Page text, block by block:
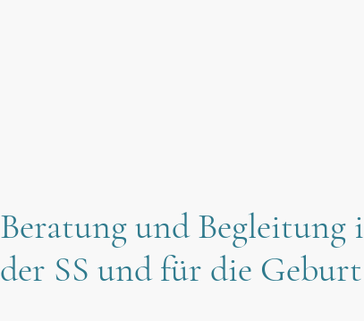
Beratung und Begleitung
der SS und für die Geburt